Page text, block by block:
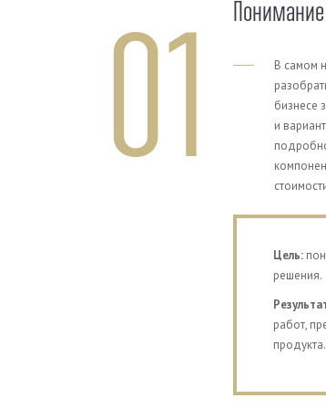
01
В самом
бизнесе
и
Цель:
решения.
работ,
продукта.